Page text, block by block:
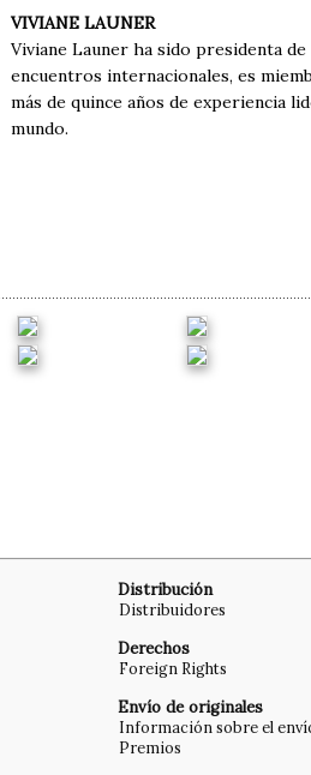
VIVIANE LAUNER
Viviane Launer ha sido presidenta
encuentros internacionales, es
más de quince años de experiencia
mundo.
Distribución
Distribuidores
Derechos
Foreign Rights
Envío de originales
Información sobre el
Premios